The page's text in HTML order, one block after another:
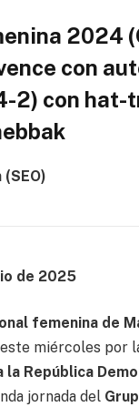
2024
con
2) con hat-
de 2025
femenina de
miércoles por
la República
jornada del